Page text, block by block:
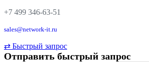
+7 499 346-63-51
sales@network-it.ru
⇄ Быстрый запрос
Отправить быстрый запрос